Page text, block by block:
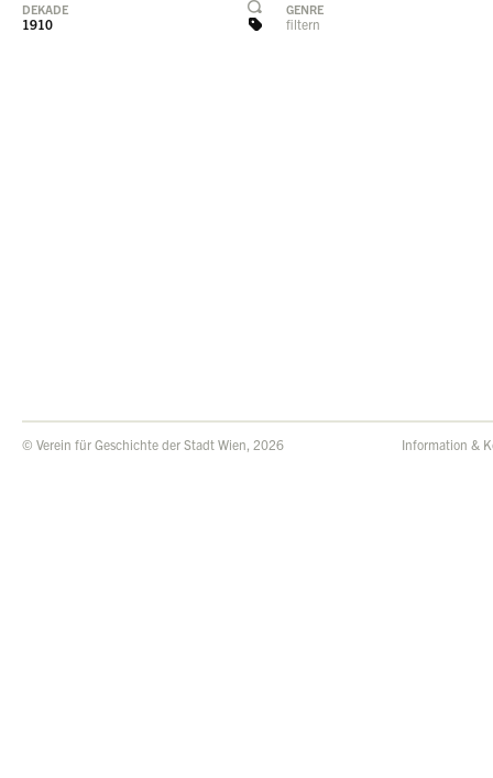
DEKADE
1910
GENRE
filtern
© Verein für Geschichte der Stadt Wien, 2026 Information &